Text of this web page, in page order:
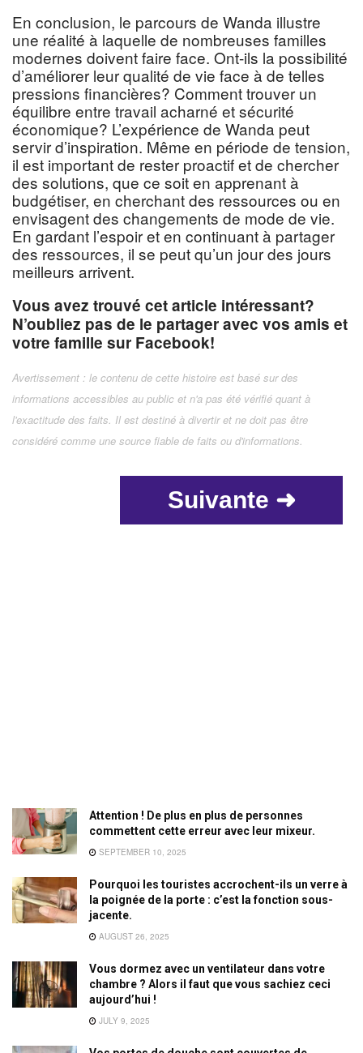
En conclusion, le parcours de Wanda illustre
une réalité à laquelle de nombreuses familles
modernes doivent faire face. Ont-ils la possibilité
d’améliorer leur qualité de vie face à de telles
pressions financières? Comment trouver un
équilibre entre travail acharné et sécurité
économique? L’expérience de Wanda peut
servir d’inspiration. Même en période de tension,
il est important de rester proactif et de chercher
des solutions, que ce soit en apprenant à
budgétiser, en cherchant des ressources ou en
envisagent des changements de mode de vie.
En gardant l’espoir et en continuant à partager
des ressources, il se peut qu’un jour des jours
meilleurs arrivent.
Vous avez trouvé cet article intéressant?
N’oubliez pas de le partager avec vos amis et
votre famille sur Facebook!
Avertissement : le contenu de cette histoire est basé sur des
informations accessibles au public et n'a pas été vérifié quant à
l'exactitude des faits. Il est destiné à divertir et ne doit pas être
considéré comme une source fiable de faits ou d'informations.
Suivante ➜
Attention ! De plus en plus de personnes
commettent cette erreur avec leur mixeur.
SEPTEMBER 10, 2025
Pourquoi les touristes accrochent-ils un verre à
la poignée de la porte : c’est la fonction sous-
jacente.
AUGUST 26, 2025
Vous dormez avec un ventilateur dans votre
chambre ? Alors il faut que vous sachiez ceci
aujourd’hui !
JULY 9, 2025